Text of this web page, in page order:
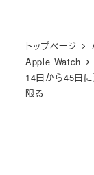
トップページ
Apple Watch
14日から45日に
限る